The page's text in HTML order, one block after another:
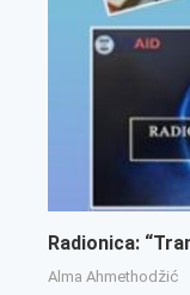
Radionica:
Alma Ahmethodžić